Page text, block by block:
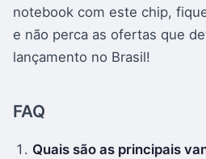
notebook com este chip,
e não perca as ofertas que
lançamento no Brasil!
FAQ
Quais são as principais